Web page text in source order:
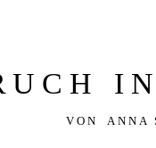
VON ANNA